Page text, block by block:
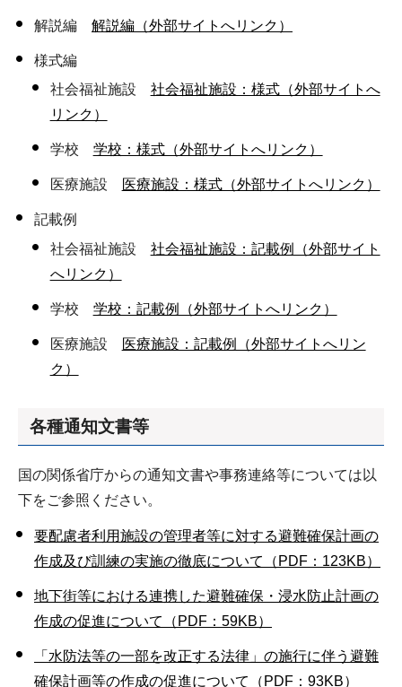
解説編 解説編（外部サイトへリンク）
様式編
社会福祉施設 社会福祉施設：様式（外部サイトへ
リンク）
学校 学校：様式（外部サイトへリンク）
医療施設 医療施設：様式（外部サイトへリンク）
記載例
社会福祉施設 社会福祉施設：記載例（外部サイト
へリンク）
学校 学校：記載例（外部サイトへリンク）
医療施設
医療施設：記載例（外部サイトへリン
ク）
各種通知文書等
国の関係省庁からの通知文書や事務連絡等については以
下をご参照ください。
要配慮者利用施設の管理者等に対する避難確保計画の
作成及び訓練の実施の徹底について（PDF：123KB）
地下街等における連携した避難確保・浸水防止計画の
作成の促進について（PDF：59KB）
「水防法等の一部を改正する法律」の施行に伴う避難
確保計画等の作成の促進について（PDF：93KB）